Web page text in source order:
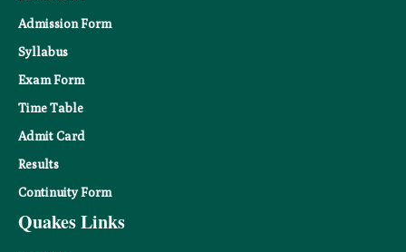
Admission Form
Syllabus
Exam Form
Time Table
Admit Card
Results
Continuity Form
Quakes Links